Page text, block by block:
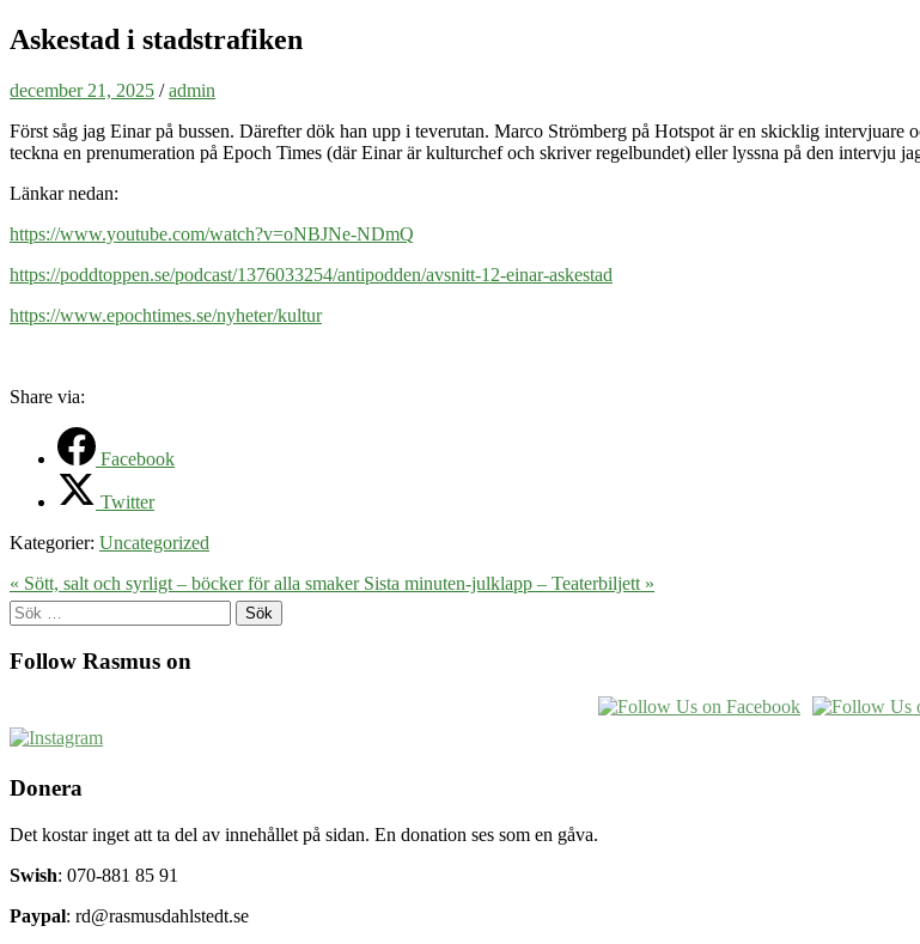
Askestad i stadstrafiken
december 21, 2025 /admin
Först såg jag Einar på bussen. Därefter dök han upp i teverutan. Marco Strömberg på Hotspot är en skicklig
teckna en prenumeration på Epoch Times (där Einar är kulturchef och skriver regelbundet) eller lyssna på den intervju
Länkar nedan:
https://www.youtube.com/watch?v=oNBJNe-NDmQ
https://poddtoppen.se/podcast/1376033254/antipodden/avsnitt-12-einar-askestad
https://www.epochtimes.se/nyheter/kultur
Share via:
Facebook
Twitter
Kategorier: Uncategorized
« Sött, salt och syrligt – böcker för alla smaker Sista minuten-julklapp – Teaterbiljett »
Sök
efter:
Follow Rasmus on
Donera
Det kostar inget att ta del av innehållet på sidan. En donation ses som en gåva.
Swish: 070-881 85 91
Paypal: rd@rasmusdahlstedt.se